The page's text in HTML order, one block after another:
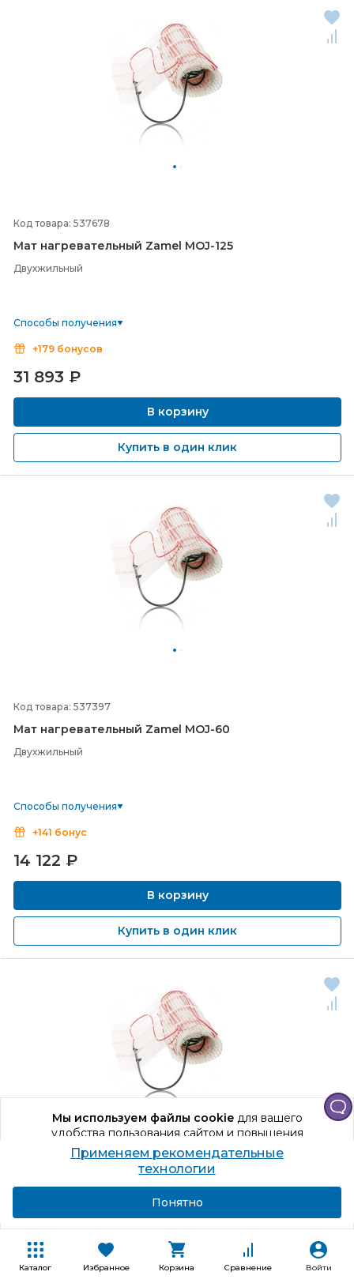
Каталог Избранное Корзина Сравнение Войти
Мы используем файлы cookieдля вашего
удобства пользования сайтом и повышения
качества рекомендаций.
Продолжая использование сайта, вы даете
согласие на обработку персональных данных
Код товара: 537678
Мат нагревательный Zamel MOJ-125
Двухжильный
Способы получения
+179 бонусов
31 893 ₽
В корзину
Купить в один клик
Код товара: 537397
Мат нагревательный Zamel MOJ-60
Двухжильный
Способы получения
+141 бонус
14 122 ₽
В корзину
Купить в один клик
Код товара: 537396
Применяем рекомендательные
технологии
Понятно